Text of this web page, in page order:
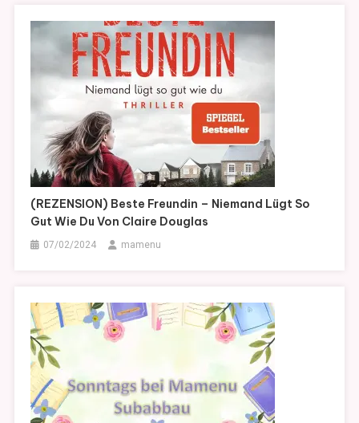
(REZENSION) Beste Freundin – Niemand Lügt So
Gut Wie Du Von Claire Douglas
07/02/2024 mamenu